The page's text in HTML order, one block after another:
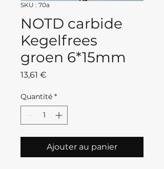
SKU : 70a
NOTD carbide
Kegelfrees
groen 6*15mm
13,61 €
Quantité *
Ajouter au panier